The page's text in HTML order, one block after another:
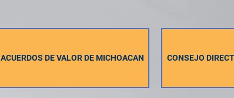
ACUERDOS DE VALOR DE MICHOACAN CONSEJO